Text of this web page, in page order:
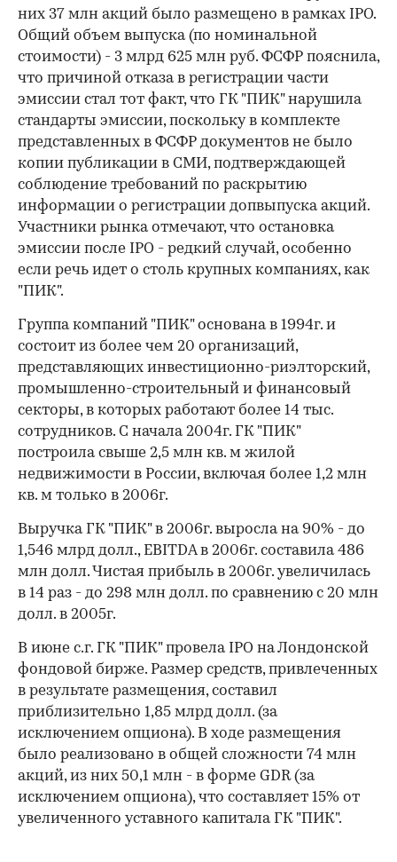
них 37 млн акций было размещено в рамках IPO.
Общий объем выпуска (по номинальной
стоимости) - 3 млрд 625 млн руб. ФСФР пояснила,
что причиной отказа в регистрации части
эмиссии стал тот факт, что ГК "ПИК" нарушила
стандарты эмиссии, поскольку в комплекте
представленных в ФСФР документов не было
копии публикации в СМИ, подтверждающей
соблюдение требований по раскрытию
информации о регистрации допвыпуска акций.
Участники рынка отмечают, что остановка
эмиссии после IPO - редкий случай, особенно
если речь идет о столь крупных компаниях, как
"ПИК".
Группа компаний "ПИК" основана в 1994г. и
состоит из более чем 20 организаций,
представляющих инвестиционно-риэлторский,
промышленно-строительный и финансовый
секторы, в которых работают более 14 тыс.
сотрудников. С начала 2004г. ГК "ПИК"
построила свыше 2,5 млн кв. м жилой
недвижимости в России, включая более 1,2 млн
кв. м только в 2006г.
Выручка ГК "ПИК" в 2006г. выросла на 90% - до
1,546 млрд долл., EBITDA в 2006г. составила 486
млн долл. Чистая прибыль в 2006г. увеличилась
в 14 раз - до 298 млн долл. по сравнению с 20 млн
долл. в 2005г.
В июне с.г. ГК "ПИК" провела IPO на Лондонской
фондовой бирже. Размер средств, привлеченных
в результате размещения, составил
приблизительно 1,85 млрд долл. (за
исключением опциона). В ходе размещения
было реализовано в общей сложности 74 млн
акций, из них 50,1 млн - в форме GDR (за
исключением опциона), что составляет 15% от
увеличенного уставного капитала ГК "ПИК".